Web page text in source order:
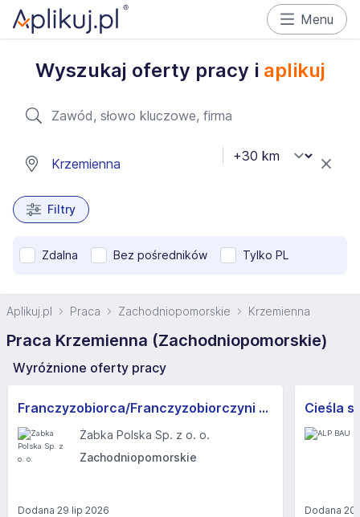
Menu
Wyszukaj oferty pracy i aplikuj
Filtry
Zdalna Bez pośredników Tylko PL
Aplikuj.pl Praca Zachodniopomorskie Krzemienna
Praca Krzemienna (Zachodniopomorskie)
Wyróżnione oferty pracy
Franczyzobiorca/Franczyzobiorczyni sklepu Żabka
Żabka Polska Sp. z o. o.
Zachodniopomorskie
Dodana 29 lip 2026
Cieśla
Dodana20